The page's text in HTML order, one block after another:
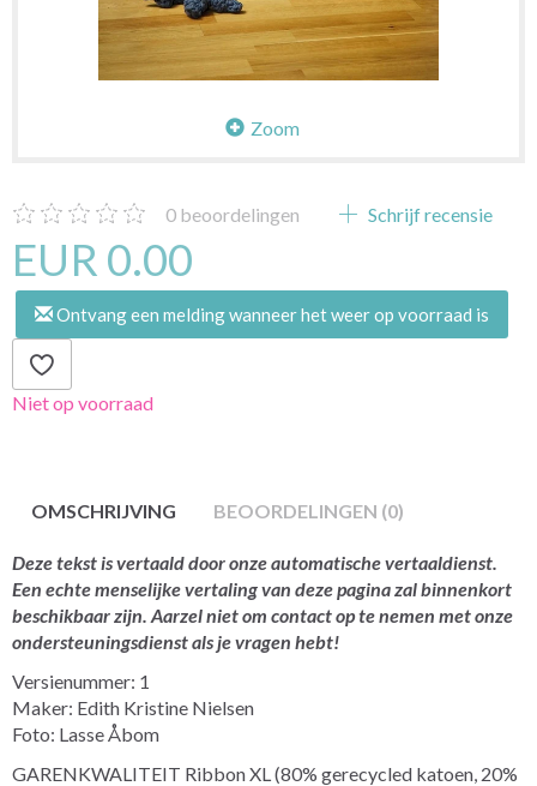
Zoom
0 beoordelingen Schrijf recensie
EUR 0.00
Ontvang een melding wanneer het weer op voorraad is
Niet op voorraad
OMSCHRIJVING BEOORDELINGEN (0)
Deze tekst is vertaald door onze automatische vertaaldienst.
Een echte menselijke vertaling van deze pagina zal binnenkort
beschikbaar zijn. Aarzel niet om contact op te nemen met onze
ondersteuningsdienst als je vragen hebt!
Versienummer: 1
Maker: Edith Kristine Nielsen
Foto: Lasse Åbom
GARENKWALITEIT Ribbon XL (80% gerecycled katoen, 20%